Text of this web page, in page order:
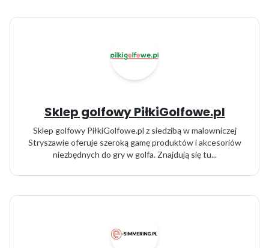
Sklep golfowy PiłkiGolfowe.pl
Sklep golfowy PiłkiGolfowe.pl z siedzibą w malowniczej
Stryszawie oferuje szeroką gamę produktów i akcesoriów
niezbędnych do gry w golfa. Znajdują się tu...